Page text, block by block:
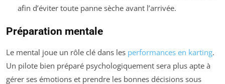
afin d’éviter toute panne sèche avant l’arrivée.
Préparation mentale
Le mental joue un rôle clé dans les performances en karting.
Un pilote bien préparé psychologiquement sera plus apte à
gérer ses émotions et prendre les bonnes décisions sous